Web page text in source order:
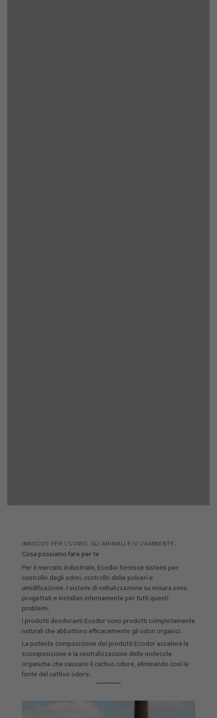
INNOCUO PER L'UOMO, GLI ANIMALI E/O L'AMBIENTE.
Cosa possiamo fare per te
Per il mercato industriale, Ecodor fornisce sistemi per:
controllo degli odori, controllo delle polveri e
umidificazione. I sistemi di nebulizzazione su misura sono
progettati e installati internamente per tutti questi
problemi.
I prodotti deodoranti Ecodor sono prodotti completamente
naturali che abbattono efficacemente gli odori organici.
La potente composizione dei prodotti Ecodor accelera la
scomposizione e la neutralizzazione delle molecole
organiche che causano il cattivo odore, eliminando così la
fonte del cattivo odore.